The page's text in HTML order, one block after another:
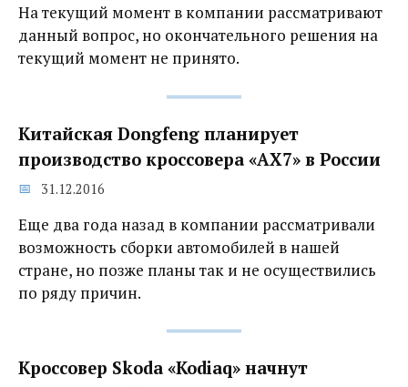
На текущий момент в компании рассматривают
данный вопрос, но окончательного решения на
текущий момент не принято.
Китайская Dongfeng планирует
производство кроссовера «AX7» в России
31.12.2016
Еще два года назад в компании рассматривали
возможность сборки автомобилей в нашей
стране, но позже планы так и не осуществились
по ряду причин.
Кроссовер Skoda «Kodiaq» начнут